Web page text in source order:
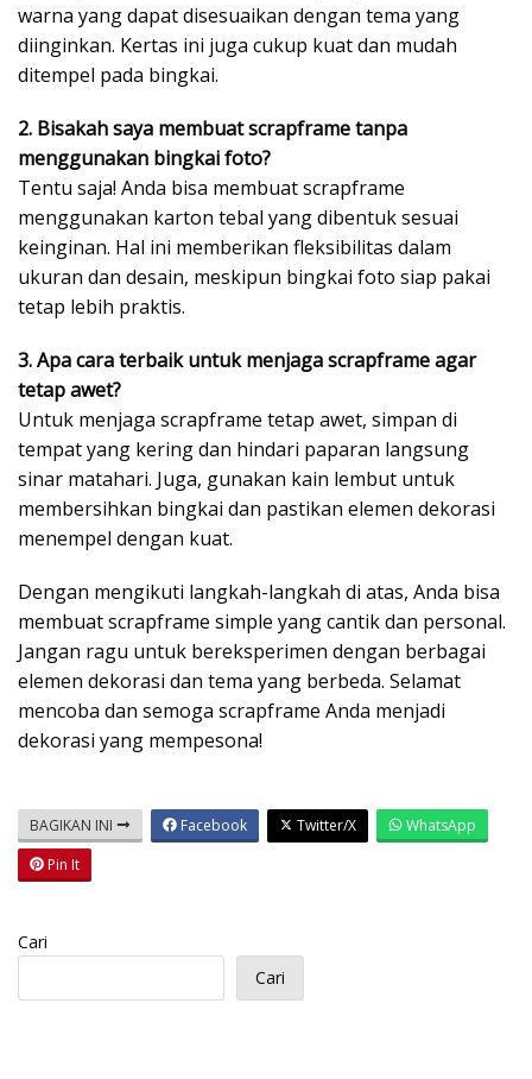
warna yang dapat disesuaikan dengan tema yang
diinginkan. Kertas ini juga cukup kuat dan mudah
ditempel pada bingkai.
2. Bisakah saya membuat scrapframe tanpa
menggunakan bingkai foto?
Tentu saja! Anda bisa membuat scrapframe
menggunakan karton tebal yang dibentuk sesuai
keinginan. Hal ini memberikan fleksibilitas dalam
ukuran dan desain, meskipun bingkai foto siap pakai
tetap lebih praktis.
3. Apa cara terbaik untuk menjaga scrapframe agar
tetap awet?
Untuk menjaga scrapframe tetap awet, simpan di
tempat yang kering dan hindari paparan langsung
sinar matahari. Juga, gunakan kain lembut untuk
membersihkan bingkai dan pastikan elemen dekorasi
menempel dengan kuat.
Dengan mengikuti langkah-langkah di atas, Anda bisa
membuat scrapframe simple yang cantik dan personal.
Jangan ragu untuk bereksperimen dengan berbagai
elemen dekorasi dan tema yang berbeda. Selamat
mencoba dan semoga scrapframe Anda menjadi
dekorasi yang mempesona!
BAGIKAN INI Facebook Twitter/X
WhatsApp
Pin It
Cari
Cari